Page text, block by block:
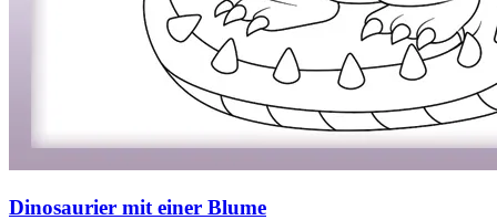
Dinosaurier mit einer Blume